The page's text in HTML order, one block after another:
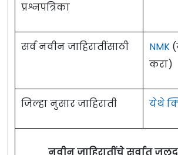
प्रश्नपत्रिका
सर्व नवीन जाहिरातींसाठी NMK
करा)
जिल्हा नुसार जाहिराती येथे